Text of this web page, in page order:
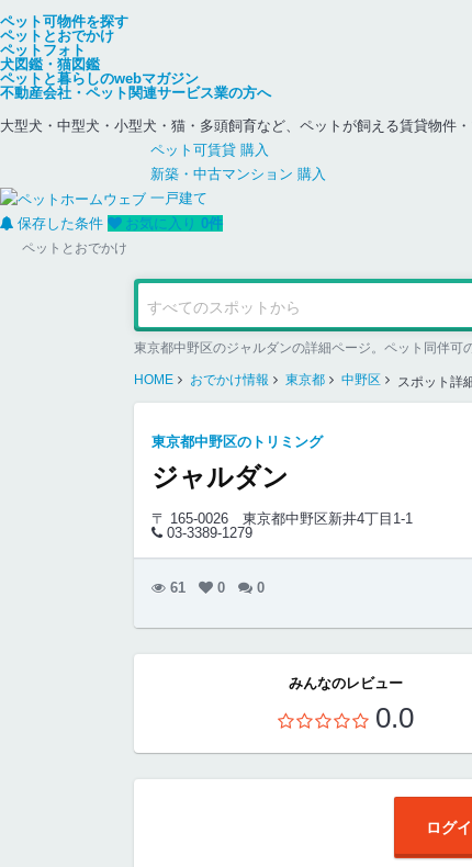
ペット可物件を探す
ペットとおでかけ
ペットフォト
犬図鑑・猫図鑑
ペットと暮らしのwebマガジン
不動産会社・ペット関連サービス業の方へ
大型犬・中型犬・小型犬・猫・多頭飼育など、ペットが飼える賃貸物件
ペット可賃貸 購入
新築・中古マンション 購入
一戸建て
保存した条件
お気に入り 0件
ペットとおでかけ
東京都中野区のジャルダンの詳細ページ。ペット同伴可
HOME おでかけ情報 東京都 中野区 スポット詳
東京都中野区のトリミング
ジャルダン
〒 165-0026
東京都中野区新井4丁目1-1
03-3389-1279
61 0 0
みんなのレビュー
0.0
ログ